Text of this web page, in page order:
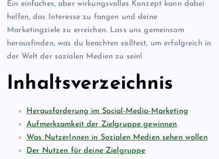
Ein einfaches, aber wirkungsvolles Konzept kann dabei
helfen, das Interesse zu fangen und deine
Marketingziele zu erreichen. Lass uns gemeinsam
herausfinden, was du beachten solltest, um erfolgreich in
der Welt der sozialen Medien zu sein!
Inhaltsverzeichnis
Herausforderung im Social-Media-Marketing
Aufmerksamkeit der Zielgruppe gewinnen
Was NutzerInnen in Sozialen Medien sehen wollen
Der Nutzen für deine Zielgruppe